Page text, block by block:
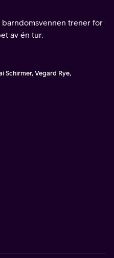
trener for
av én tur.
Schirmer, Vegard Rye,